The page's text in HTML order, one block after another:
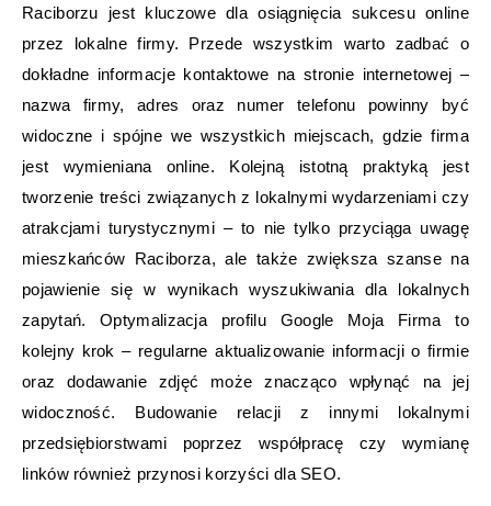
Raciborzu jest kluczowe dla osiągnięcia sukcesu online
przez lokalne firmy. Przede wszystkim warto zadbać o
dokładne informacje kontaktowe na stronie internetowej –
nazwa firmy, adres oraz numer telefonu powinny być
widoczne i spójne we wszystkich miejscach, gdzie firma
jest wymieniana online. Kolejną istotną praktyką jest
tworzenie treści związanych z lokalnymi wydarzeniami czy
atrakcjami turystycznymi – to nie tylko przyciąga uwagę
mieszkańców Raciborza, ale także zwiększa szanse na
pojawienie się w wynikach wyszukiwania dla lokalnych
zapytań. Optymalizacja profilu Google Moja Firma to
kolejny krok – regularne aktualizowanie informacji o firmie
oraz dodawanie zdjęć może znacząco wpłynąć na jej
widoczność. Budowanie relacji z innymi lokalnymi
przedsiębiorstwami poprzez współpracę czy wymianę
linków również przynosi korzyści dla SEO.